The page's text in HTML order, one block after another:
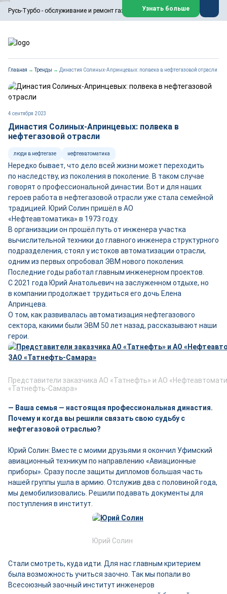
Русь-Турбо - обслуживание и ремонт газовых паровых турбин
ООО «Русь-Турбо» занимается сервисом газовых и паровых
турбин, комплексным ремонтом, восстановлением,
техническим обслуживанием оборудования ТЭС,
работают на нефтегазовых, нефтехимических,
металлургических и других предприятиях.
Реклама. ООО «Русь-Турбо», ИНН 7802588950
Перейти на сайт Закрыть
Узнать больше
Главная →Тренды → Династия Солиных-Апринцевых: полвека в нефтегазовой отрасли
4 сентября 2023
Династия Солиных-Апринцевых: полвека в
нефтегазовой отрасли
люди в нефтегазе нефтеавтоматика
Нередко бывает, что дело всей жизни может переходить
по наследству, из поколения в поколение. В таком случае
говорят о профессиональной династии. Вот и для наших
героев работа в нефтегазовой отрасли уже стала семейной
традицией. Юрий Солин пришёл в АО
«Нефтеавтоматика» в 1973 году.
В организации он прошёл путь от инженера участка
вычислительной техники до главного инженера структурного
подразделения, стоял у истоков автоматизации отрасли,
одним из первых опробовал ЭВМ нового поколения.
Последние годы работал главным инженерном проектов.
С 2021 года Юрий Анатольевич на заслуженном отдыхе, но
в компании продолжает трудиться его дочь Елена
Апринцева.
О том, как развивалась автоматизация нефтегазового
сектора, какими были ЭВМ 50 лет назад, рассказывают наши
герои.
Представители заказчика АО «Татнефть» и АО
«Татнефть-Самара»
— Ваша семья — настоящая профессиональная династия.
Почему и когда вы решили связать свою судьбу с
нефтегазовой отраслью?
Юрий Солин: Вместе с моими друзьями я окончил Уфимский
авиационный техникум по направлению «Авиационные
приборы». Сразу после защиты дипломов большая часть
нашей группы ушла в армию. Отслужив два с половиной года,
мы демобилизовались. Решили подавать документы для
поступления в институт.
Юрий Солин
Стали смотреть, куда идти. Для нас главным критерием
была возможность учиться заочно. Так мы попали во
Всесоюзный заочный институт инженеров